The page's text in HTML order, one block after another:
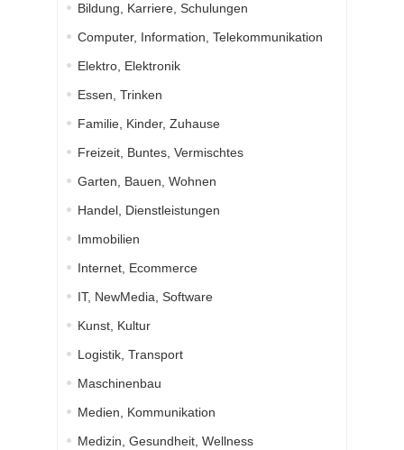
Bildung, Karriere, Schulungen
Computer, Information, Telekommunikation
Elektro, Elektronik
Essen, Trinken
Familie, Kinder, Zuhause
Freizeit, Buntes, Vermischtes
Garten, Bauen, Wohnen
Handel, Dienstleistungen
Immobilien
Internet, Ecommerce
IT, NewMedia, Software
Kunst, Kultur
Logistik, Transport
Maschinenbau
Medien, Kommunikation
Medizin, Gesundheit, Wellness